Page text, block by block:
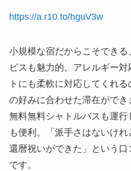
https://a.r10.to/hguV3w
小規模な宿だからこそでき
ビスも魅力的。アレルギー
トにも柔軟に対応してくれ
の好みに合わせた滞在がで
無料無料シャトルバスも運行
も便利。「派手さはないけ
還暦祝いができた」という
です。